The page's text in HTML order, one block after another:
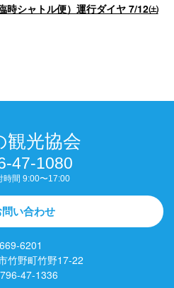
1080
時シャトル便）運行ダイヤ 7/12㈯
観光協会
47-1080
時間 9:00〜17:00
い合わせ
6201
竹野町竹野17-22
47-1336